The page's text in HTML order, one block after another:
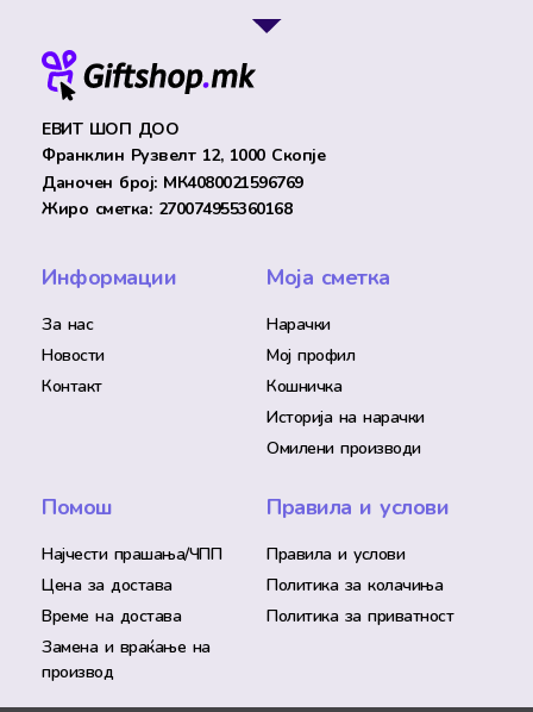
ЕВИТ ШОП ДОО
Франклин Рузвелт 12, 1000 Скопје
Даночен број: МК4080021596769
Жиро сметка: 270074955360168
Информации
За нас
Новости
Контакт
Моја сметка
Нарачки
Мој профил
Кошничка
Историја на нарачки
Омилени производи
Помош
Најчести прашања/ЧПП
Цена за достава
Време на достава
Замена и враќање на
производ
Правила и услови
Правила и услови
Политика за колачиња
Политика за приватност